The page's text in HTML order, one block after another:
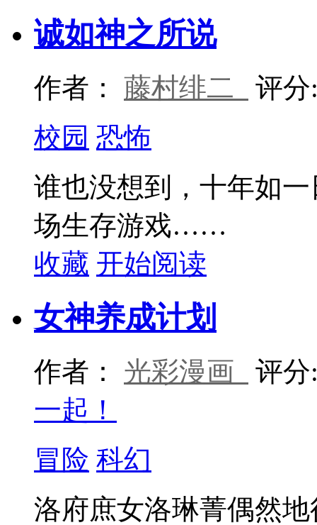
诚如神之所说
作者： 藤村绯二
评分
校园 恐怖
谁也没想到，十年如
场生存游戏……
收藏 开始阅读
女神养成计划
作者： 光彩漫画
评分
一起！
冒险 科幻
洛府庶女洛琳菁偶然